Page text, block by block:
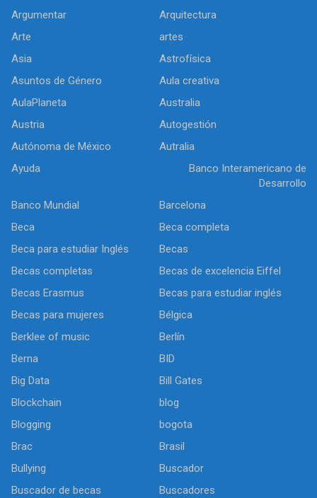
Argumentar
Arquitectura
Arte
artes
Asia
Astrofísica
Asuntos de Género
Aula creativa
AulaPlaneta
Australia
Austria
Autogestión
Autónoma de México
Autralia
Ayuda
Banco Interamericano de
Desarrollo
Banco Mundial
Barcelona
Beca
Beca completa
Beca para estudiar Inglés
Becas
Becas completas
Becas de excelencia Eiffel
Becas Erasmus
Becas para estudiar inglés
Becas para mujeres
Bélgica
Berklee of music
Berlín
Berna
BID
Big Data
Bill Gates
Blockchain
blog
Blogging
bogota
Brac
Brasil
Bullying
Buscador
Buscador de becas
Buscadores